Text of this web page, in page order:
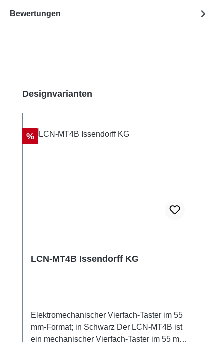
Bewertungen
Produktgalerie überspringen
Designvarianten
Rabatt
%
LCN-MT4B Issendorff KG
Elektromechanischer Vierfach-Taster im 55
mm-Format; in Schwarz Der LCN-MT4B ist
ein mechanischer Vierfach-Taster im 55 mm-